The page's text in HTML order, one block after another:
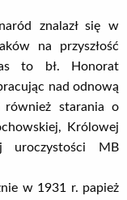
znalazł się w
na przyszłość
to bł. Honorat
nad odnową
również starania o
Królowej
uroczystości MB
w 1931 r. papież